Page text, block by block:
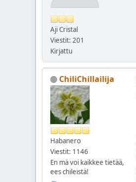
Aji Cristal
Viestit: 201
Kirjattu
ChiliChillailija
Habanero
Viestit: 1146
En mä voi kaikkee tietää,
ees chileistä!